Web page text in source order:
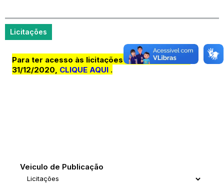
Licitações
Para ter acesso às licitações anteriores ao dia
31/12/2020, CLIQUE AQUI .
Veiculo de Publicação